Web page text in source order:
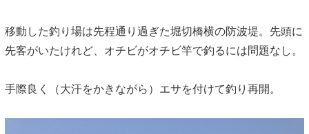
移動した釣り場は先程通り過ぎた堀切橋横の防波堤。先頭に
先客がいたけれど、オチビがオチビ竿で釣るには問題なし。
手際良く（大汗をかきながら）エサを付けて釣り再開。